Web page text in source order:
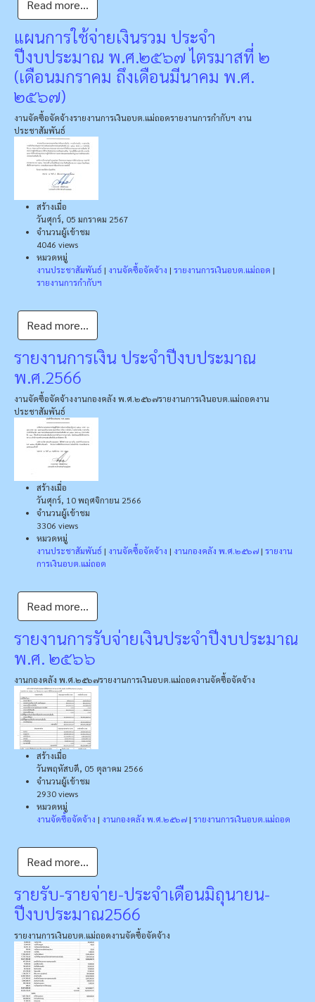
Read more...
แผนการใช้จ่ายเงินรวม ประจำ
ปีงบประมาณ พ.ศ.๒๕๖๗ ไตรมาสที่ ๒
(เดือนมกราคม ถึงเดือนมีนาคม พ.ศ.
๒๕๖๗)
งานจัดซื้อจัดจ้างรายงานการเงินอบต.แม่ถอดรายงานการกำกับฯ งาน
ประชาสัมพันธ์
สร้างเมื่อ
วันศุกร์, 05 มกราคม 2567
จำนวนผู้เข้าชม
4046 views
หมวดหมู่
งานประชาสัมพันธ์ | งานจัดซื้อจัดจ้าง | รายงานการเงินอบต.แม่ถอด |
รายงานการกำกับฯ
Read more...
รายงานการเงิน ประจำปีงบประมาณ
พ.ศ.2566
งานจัดซื้อจัดจ้างงานกองคลัง พ.ศ.๒๕๖๗รายงานการเงินอบต.แม่ถอดงาน
ประชาสัมพันธ์
สร้างเมื่อ
วันศุกร์, 10 พฤศจิกายน 2566
จำนวนผู้เข้าชม
3306 views
หมวดหมู่
งานประชาสัมพันธ์ | งานจัดซื้อจัดจ้าง | งานกองคลัง พ.ศ.๒๕๖๗ | รายงาน
การเงินอบต.แม่ถอด
Read more...
รายงานการรับจ่ายเงินประจำปีงบประมาณ
พ.ศ. ๒๕๖๖
งานกองคลัง พ.ศ.๒๕๖๗รายงานการเงินอบต.แม่ถอดงานจัดซื้อจัดจ้าง
สร้างเมื่อ
วันพฤหัสบดี, 05 ตุลาคม 2566
จำนวนผู้เข้าชม
2930 views
หมวดหมู่
งานจัดซื้อจัดจ้าง | งานกองคลัง พ.ศ.๒๕๖๗ | รายงานการเงินอบต.แม่ถอด
Read more...
รายรับ-รายจ่าย-ประจำเดือนมิถุนายน-
ปีงบประมาณ2566
รายงานการเงินอบต.แม่ถอดงานจัดซื้อจัดจ้าง